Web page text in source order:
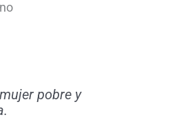
pobre y